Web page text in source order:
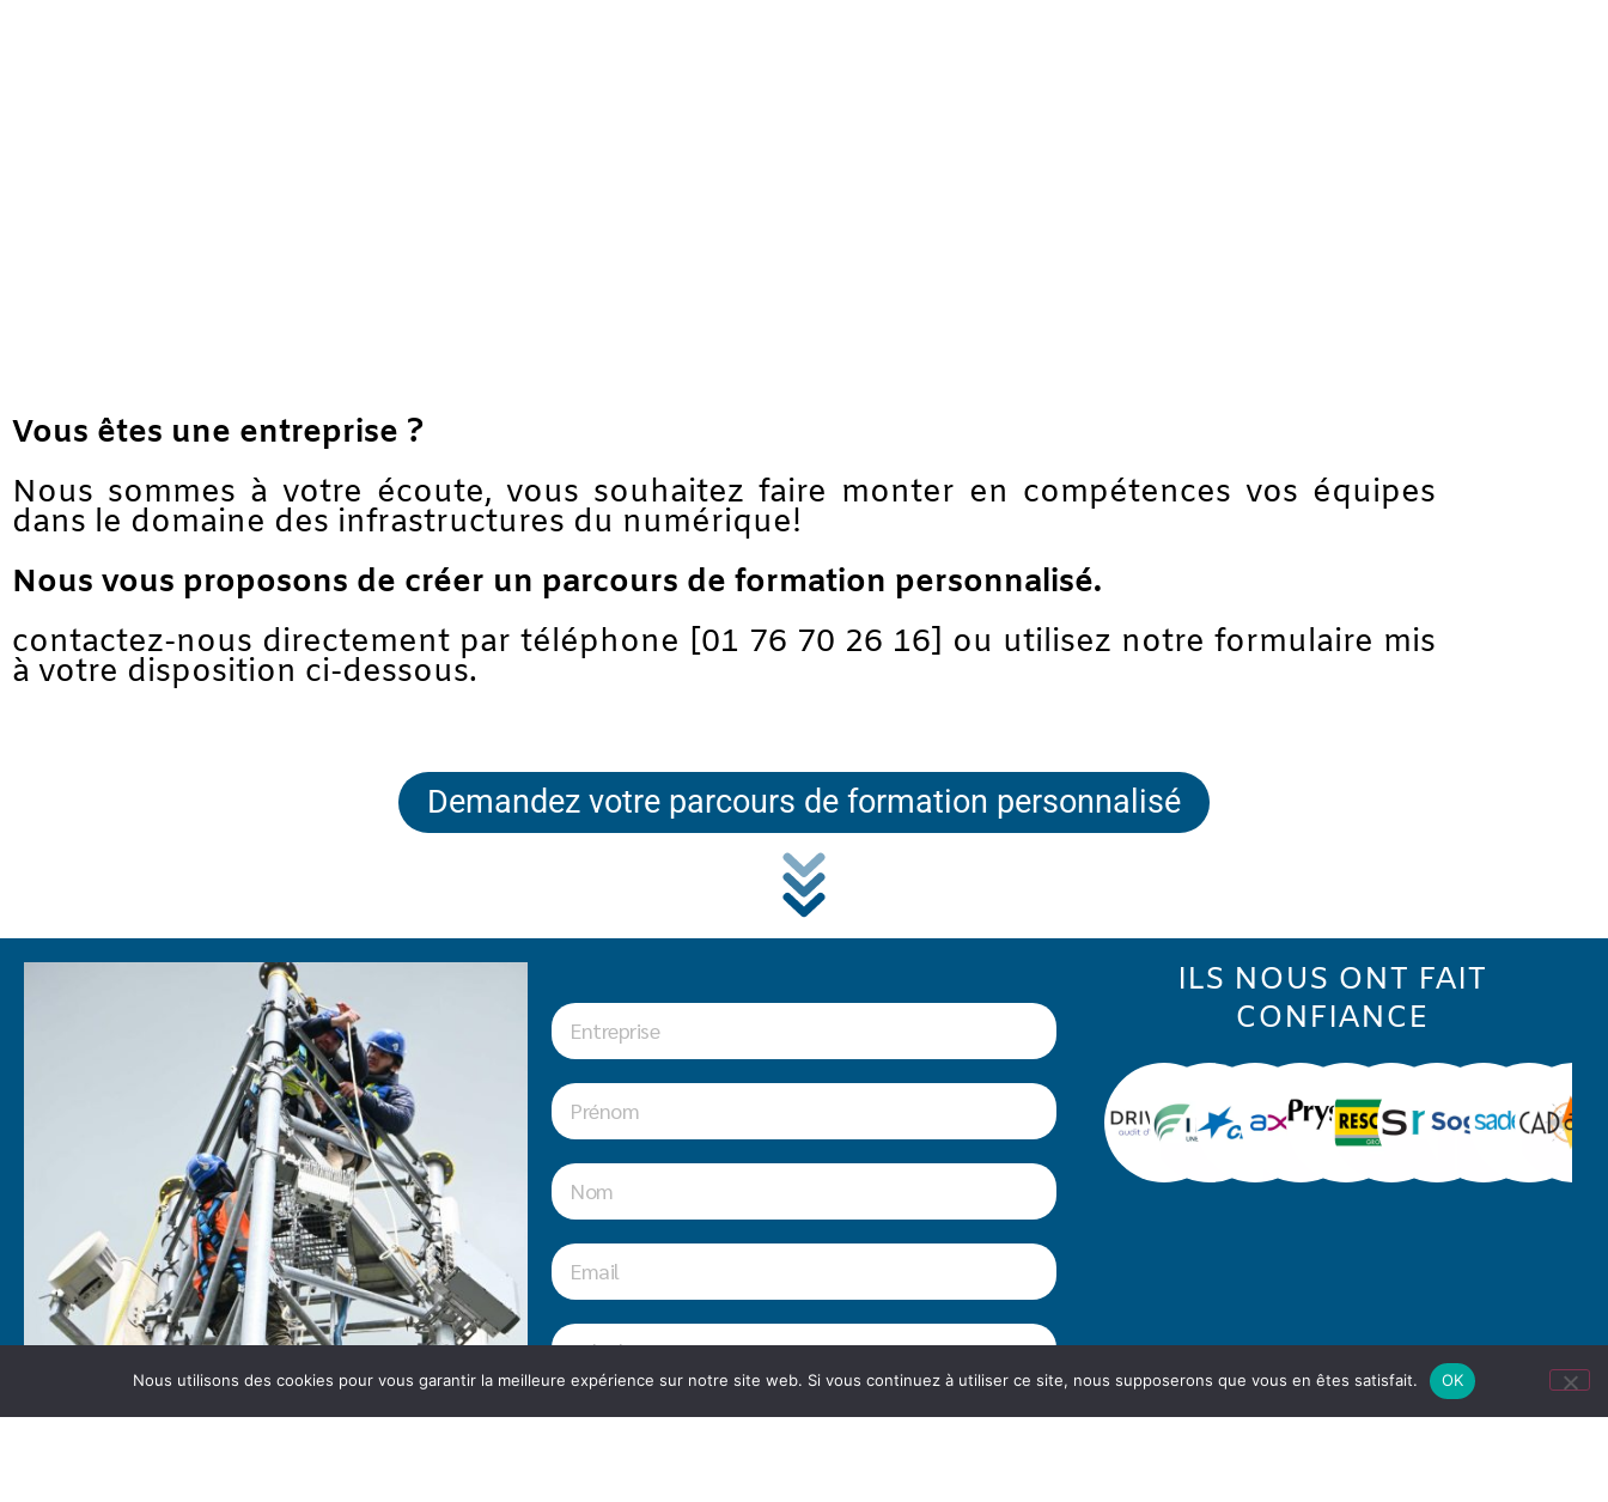
Vous êtes une entreprise ?
Nous sommes à votre écoute, vous souhaitez faire monter en compétences vos équipes
dans le domaine des infrastructures du numérique!
Nous vous proposons de créer un parcours de formation personnalisé.
contactez-nous directement par téléphone [01 76 70 26 16] ou utilisez notre formulaire mis
à votre disposition ci-dessous.
Demandez votre parcours de formation personnalisé
ILS NOUS ONT FAIT
CONFIANCE
Nous utilisons des cookies pour vous garantir la meilleure expérience sur notre site web. Si vous continuez à utiliser ce site, nous supposerons que vous en êtes satisfait. OK